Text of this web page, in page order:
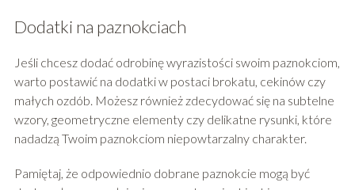
Dodatki na paznokciach
Jeśli chcesz dodać odrobinę wyrazistości swoim paznokciom,
warto postawić na dodatki w postaci brokatu, cekinów czy
małych ozdób. Możesz również zdecydować się na subtelne
wzory, geometryczne elementy czy delikatne rysunki, które
nadadzą Twoim paznokciom niepowtarzalny charakter.
Pamiętaj, że odpowiednio dobrane paznokcie mogą być